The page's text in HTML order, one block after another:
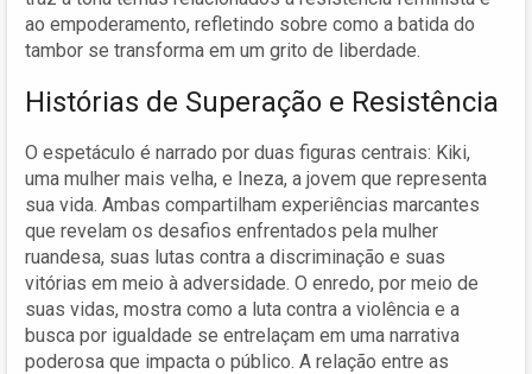
ao empoderamento, refletindo sobre como a batida do
tambor se transforma em um grito de liberdade.
Histórias de Superação e Resistência
O espetáculo é narrado por duas figuras centrais: Kiki,
uma mulher mais velha, e Ineza, a jovem que representa
sua vida. Ambas compartilham experiências marcantes
que revelam os desafios enfrentados pela mulher
ruandesa, suas lutas contra a discriminação e suas
vitórias em meio à adversidade. O enredo, por meio de
suas vidas, mostra como a luta contra a violência e a
busca por igualdade se entrelaçam em uma narrativa
poderosa que impacta o público. A relação entre as